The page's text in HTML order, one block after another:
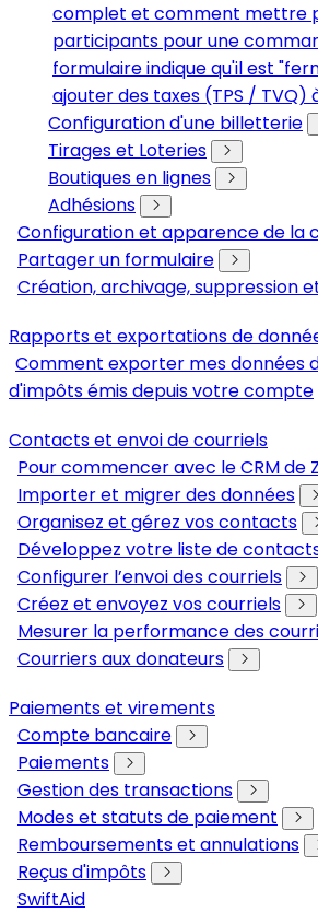
complet et comment mettre
participants pour une
formulaire indique qu'il est
ajouter des taxes (TPS / TVQ)
Configuration d'une billetterie
Tirages et Loteries
Boutiques en lignes
Adhésions
Configuration et apparence de la
Partager un formulaire
Création, archivage, suppression
Rapports et exportations de
Comment exporter mes données
d'impôts émis depuis votre compte
Contacts et envoi de courriels
Pour commencer avec le CRM de
Importer et migrer des données
Organisez et gérez vos contacts
Développez votre liste de
Configurer l’envoi des courriels
Créez et envoyez vos courriels
Mesurer la performance des
Courriers aux donateurs
Paiements et virements
Compte bancaire
Paiements
Gestion des transactions
Modes et statuts de paiement
Remboursements et annulations
Reçus d'impôts
SwiftAid